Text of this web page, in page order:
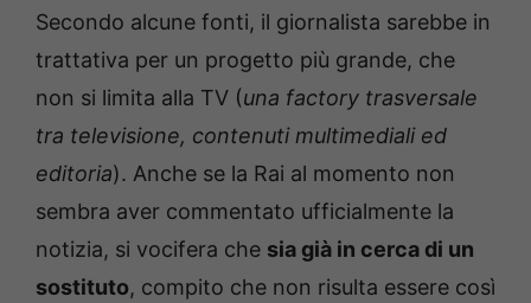
Secondo alcune fonti, il giornalista sarebbe in
trattativa per un progetto più grande, che
non si limita alla TV (una factory trasversale
tra televisione, contenuti multimediali ed
editoria). Anche se la Rai al momento non
sembra aver commentato ufficialmente la
notizia, si vocifera che sia già in cerca di un
sostituto, compito che non risulta essere così